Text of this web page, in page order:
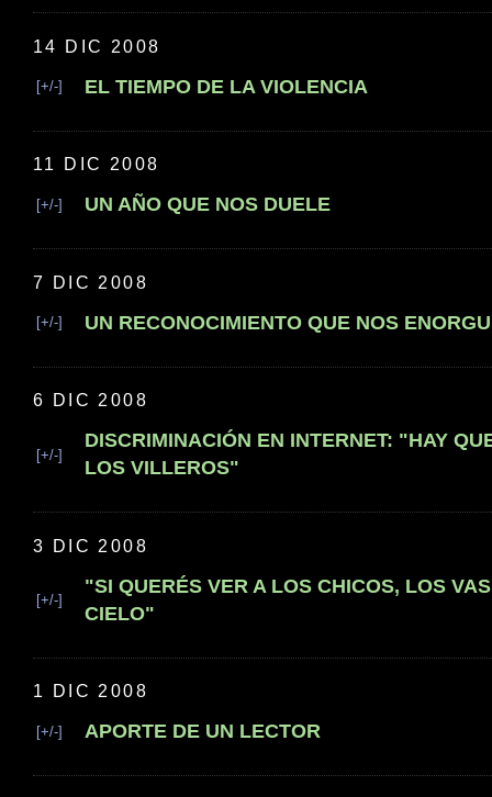
14 DIC 2008
[+/-] EL TIEMPO DE LA VIOLENCIA
11 DIC 2008
[+/-] UN AÑO QUE NOS DUELE
7 DIC 2008
[+/-] UN RECONOCIMIENTO QUE NOS
6 DIC 2008
[+/-]
DISCRIMINACIÓN EN INTERNET: "HAY
LOS VILLEROS"
3 DIC 2008
[+/-]
"SI QUERÉS VER A LOS CHICOS, LOS
CIELO"
1 DIC 2008
[+/-] APORTE DE UN LECTOR